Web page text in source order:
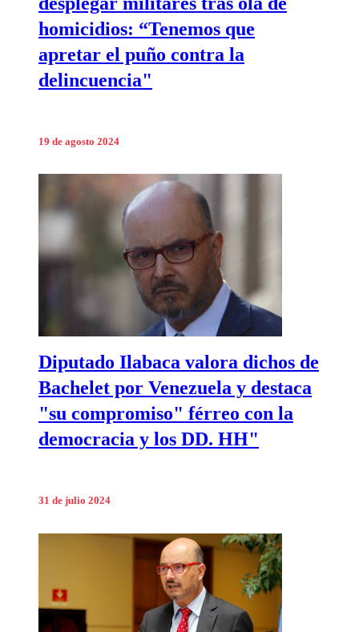
homicidios: “Tenemos que
apretar el puño contra la
delincuencia"
19 de agosto 2024
Diputado Ilabaca valora dichos de
Bachelet por Venezuela y destaca
"su compromiso" férreo con la
democracia y los DD. HH"
31 de julio 2024